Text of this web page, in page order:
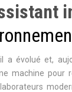
a évolué et,
machine pour